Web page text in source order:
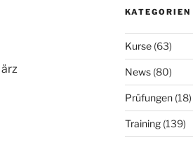
KATEGORIEN
Kurse(63)
News(80)
Prüfungen(18)
Training(139)